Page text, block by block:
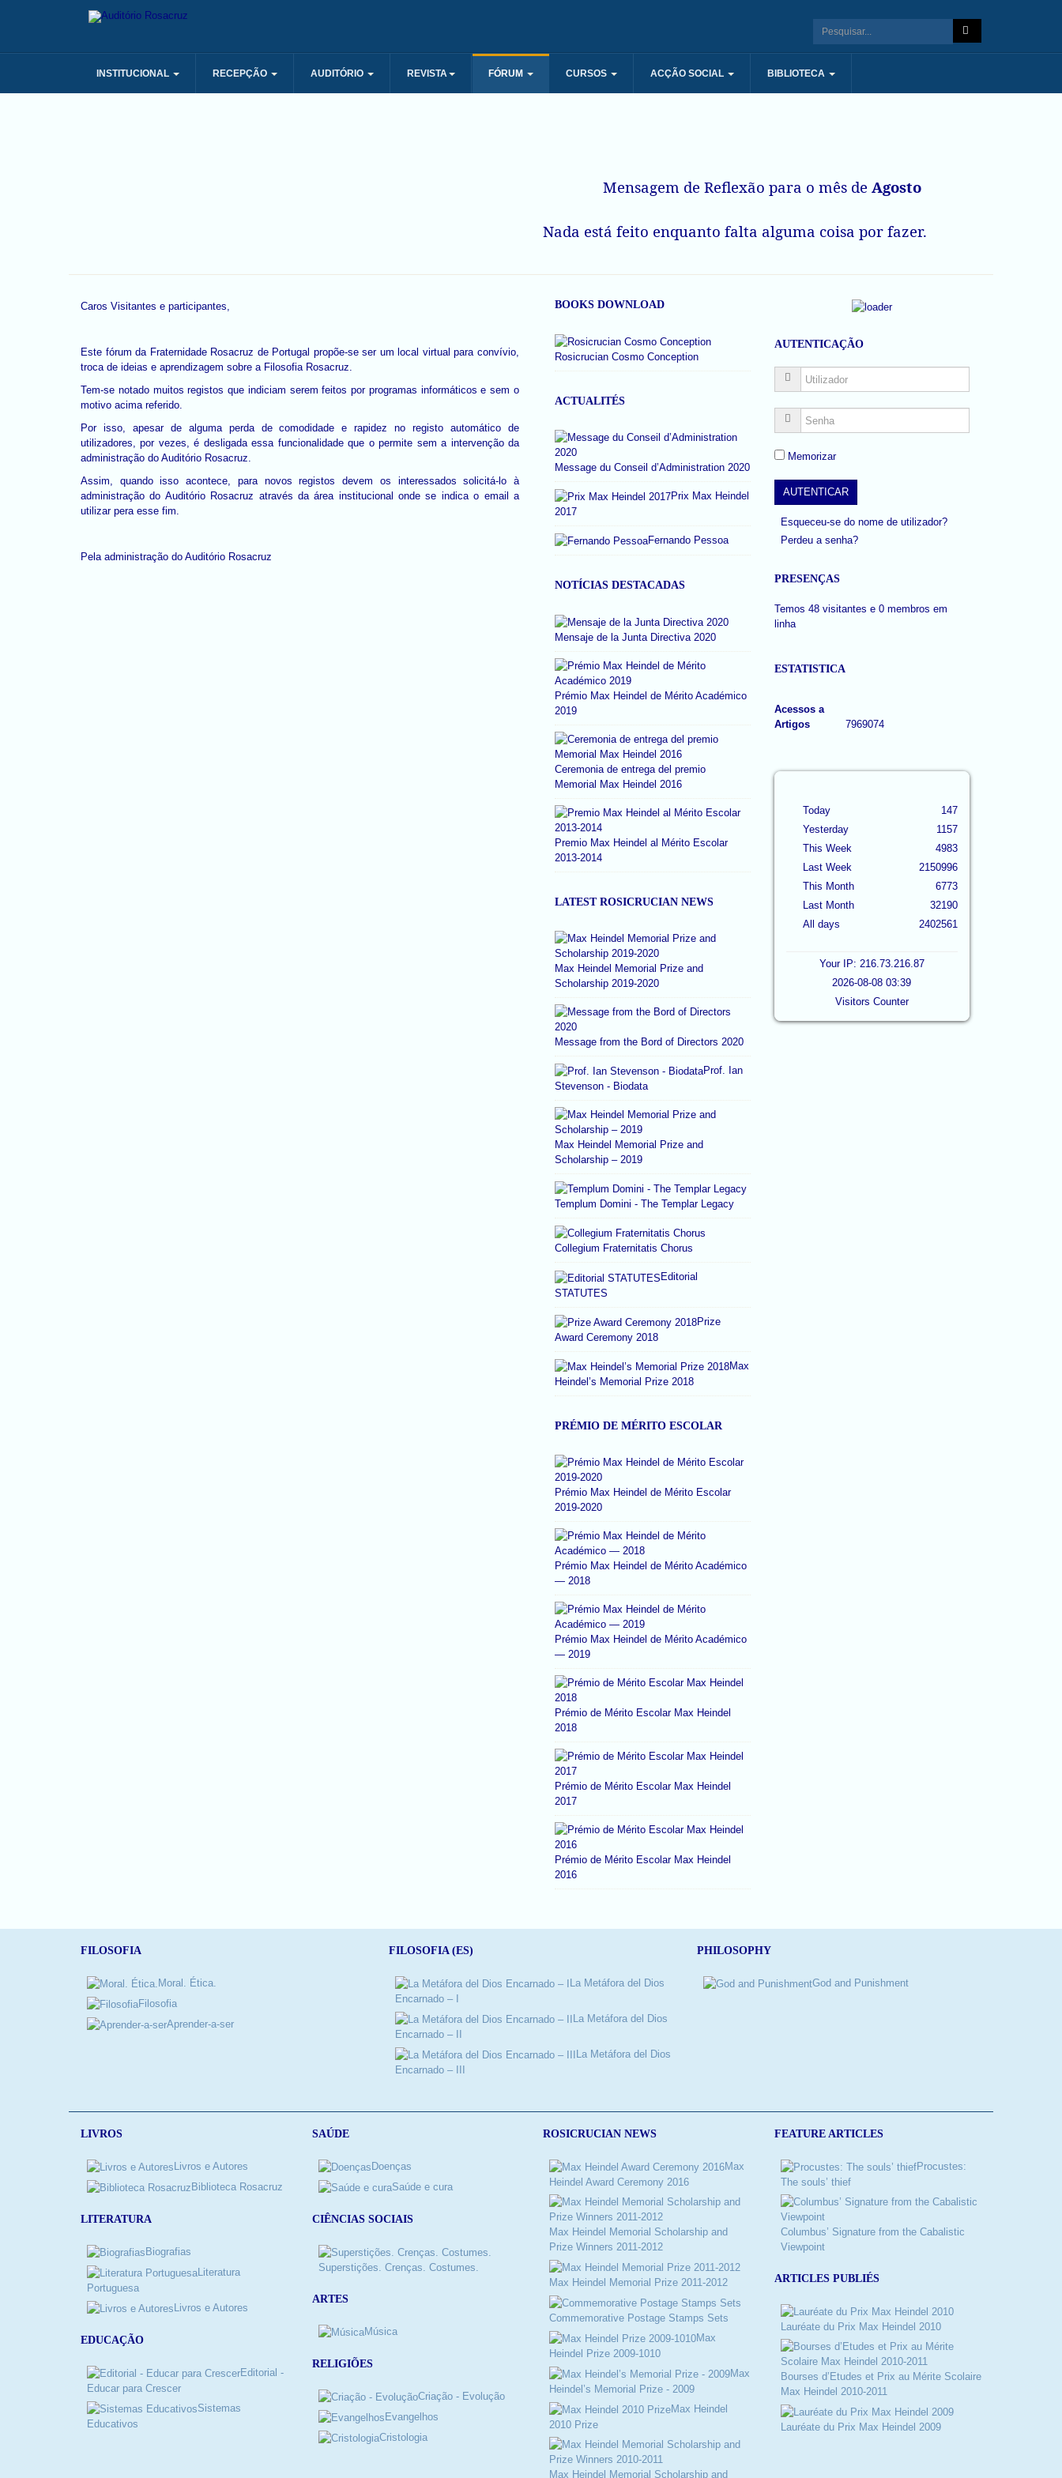
INSTITUCIONAL RECEPÇÃO AUDITÓRIO REVISTA FÓRUM CURSOS ACÇÃO SOCIAL BIBLIOTECA
Mensagem de Reflexão para o mês de Agosto
Nada está feito enquanto falta alguma coisa por fazer.
Caros Visitantes e participantes,
Este fórum da Fraternidade Rosacruz de Portugal propõe-se ser um local virtual para convívio,
troca de ideias e aprendizagem sobre a Filosofia Rosacruz.
Tem-se notado muitos registos que indiciam serem feitos por programas informáticos e sem o
motivo acima referido.
Por isso, apesar de alguma perda de comodidade e rapidez no registo automático de
utilizadores, por vezes, é desligada essa funcionalidade que o permite sem a intervenção da
administração do Auditório Rosacruz.
Assim, quando isso acontece, para novos registos devem os interessados solicitá-lo à
administração do Auditório Rosacruz através da área institucional onde se indica o email a
utilizar pera esse fim.
Pela administração do Auditório Rosacruz
BOOKS DOWNLOAD
Rosicrucian Cosmo Conception
ACTUALITÉS
Message du Conseil d’Administration 2020
Prix Max Heindel
2017
Fernando Pessoa
NOTÍCIAS DESTACADAS
Mensaje de la Junta Directiva 2020
Prémio Max Heindel de Mérito Académico
2019
Ceremonia de entrega del premio
Memorial Max Heindel 2016
Premio Max Heindel al Mérito Escolar
2013-2014
LATEST ROSICRUCIAN NEWS
Max Heindel Memorial Prize and
Scholarship 2019-2020
Message from the Bord of Directors 2020
Prof. Ian
Stevenson - Biodata
Max Heindel Memorial Prize and
Scholarship – 2019
Templum Domini - The Templar Legacy
Collegium Fraternitatis Chorus
Editorial
STATUTES
Prize
Award Ceremony 2018
Max
Heindel’s Memorial Prize 2018
PRÉMIO DE MÉRITO ESCOLAR
Prémio Max Heindel de Mérito Escolar
2019-2020
Prémio Max Heindel de Mérito Académico
— 2018
Prémio Max Heindel de Mérito Académico
— 2019
Prémio de Mérito Escolar Max Heindel
2018
Prémio de Mérito Escolar Max Heindel
2017
Prémio de Mérito Escolar Max Heindel
2016
AUTENTICAÇÃO
Memorizar
Esqueceu-se do nome de utilizador?
Perdeu a senha?
PRESENÇAS
Temos 48 visitantes e 0 membros em
linha
ESTATISTICA
Acessos a
Artigos
7969074
Today
Yesterday
This Week
Last Week
This Month
Last Month
All days
147
1157
4983
2150996
6773
32190
2402561
Your IP: 216.73.216.87
2026-08-08 03:39
Visitors Counter
FILOSOFIA
Moral. Ética.
Filosofia
Aprender-a-ser
FILOSOFIA (ES)
La Metáfora del Dios
Encarnado – I
La Metáfora del Dios
Encarnado – II
La Metáfora del Dios
Encarnado – III
PHILOSOPHY
God and Punishment
LIVROS
Livros e Autores
Biblioteca Rosacruz
LITERATURA
Biografias
Literatura
Portuguesa
Livros e Autores
EDUCAÇÃO
Editorial -
Educar para Crescer
Sistemas
Educativos
SAÚDE
Doenças
Saúde e cura
CIÊNCIAS SOCIAIS
Superstições. Crenças. Costumes.
ARTES
Música
RELIGIÕES
Criação - Evolução
Evangelhos
Cristologia
ROSICRUCIAN NEWS
Max
Heindel Award Ceremony 2016
Max Heindel Memorial Scholarship and
Prize Winners 2011-2012
Max Heindel Memorial Prize 2011-2012
Commemorative Postage Stamps Sets
Max
Heindel Prize 2009-1010
Max
Heindel’s Memorial Prize - 2009
Max Heindel
2010 Prize
Max Heindel Memorial Scholarship and
FEATURE ARTICLES
Procustes:
The souls’ thief
Columbus’ Signature from the Cabalistic
Viewpoint
ARTICLES PUBLIÉS
Lauréate du Prix Max Heindel 2010
Bourses d’Etudes et Prix au Mérite Scolaire
Max Heindel 2010-2011
Lauréate du Prix Max Heindel 2009